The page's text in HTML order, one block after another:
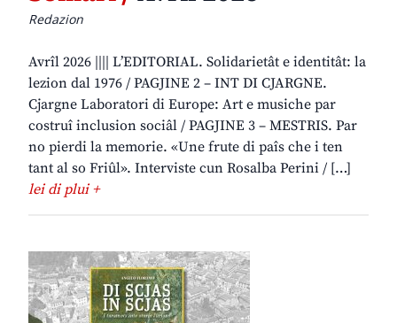
Redazion
Avrîl 2026 |||| L’EDITORIAL. Solidarietât e identitât: la
lezion dal 1976 / PAGJINE 2 – INT DI CJARGNE.
Cjargne Laboratori di Europe: Art e musiche par
costruî inclusion sociâl / PAGJINE 3 – MESTRIS. Par
no pierdi la memorie. «Une frute di paîs che i ten
tant al so Friûl». Interviste cun Rosalba Perini / […]
lei di plui +